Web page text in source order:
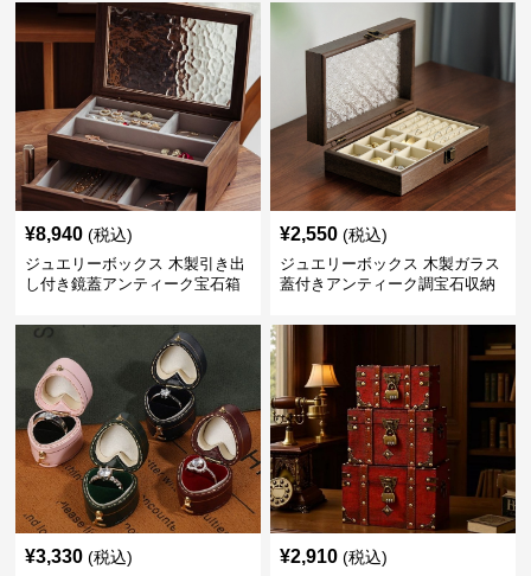
¥8,940 (税込)
ジュエリーボックス 木製引き出
し付き鏡蓋アンティーク宝石箱
¥2,550 (税込)
ジュエリーボックス 木製ガラス
蓋付きアンティーク調宝石収納
¥3,330 (税込) ¥2,910 (税込)